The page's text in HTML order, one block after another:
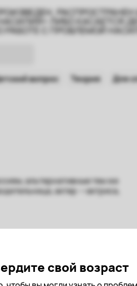
свой возраст
ЛИБО КАСАЕТСЯ
РАБОТЕ С ПРОБЛЕМОЙ
вопрос Теория Для
альтернативные тем же
актер -–актриса,